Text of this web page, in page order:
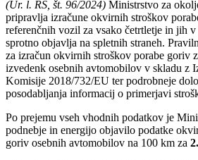
(Ur. l. RS, št. 96/2024) Ministrstvo za
pripravlja izračune okvirnih stroškov
referenčnih vozil za vsako četrtletje in jih
sprotno objavlja na spletnih straneh.
za izračun okvirnih stroškov porabe goriv
izvedenk osebnih avtomobilov v skladu z
Komisije 2018/732/EU ter podrobneje
posodabljanja informacij o primerjavi
Po prejemu vseh vhodnih podatkov je
podnebje in energijo objavilo podatke
goriv osebnih avtomobilov na 100 km za